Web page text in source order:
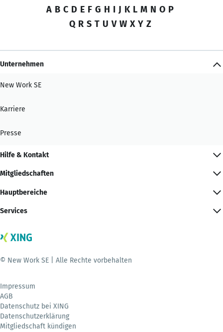
A B C D E F G H I J K L M N O P
Q R S T U V W X Y Z
Unternehmen
New Work SE
Karriere
Presse
Hilfe & Kontakt
Mitgliedschaften
Hauptbereiche
Services
© New Work SE | Alle Rechte vorbehalten
Impressum
AGB
Datenschutz bei XING
Datenschutzerklärung
Mitgliedschaft kündigen